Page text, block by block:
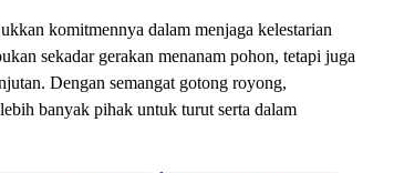
komitmennya dalam menjaga kelestarian
sekadar gerakan menanam pohon, tetapi juga
Dengan semangat gotong royong,
banyak pihak untuk turut serta dalam